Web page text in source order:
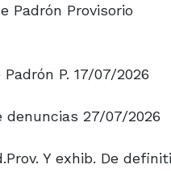
Padrón Provisorio
P. 17/07/2026
denuncias 27/07/2026
Y exhib. De